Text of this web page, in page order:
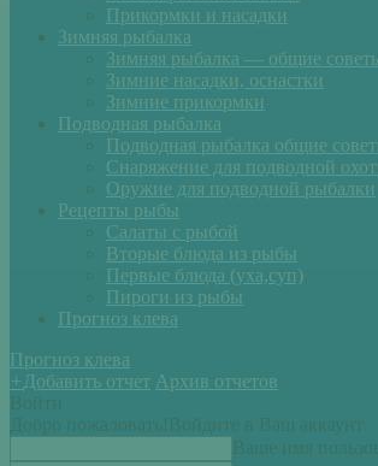
Прикормки и насадки
Зимняя рыбалка
Зимняя рыбалка — общие
Зимние насадки, оснастки
Зимние прикормки
Подводная рыбалка
Подводная рыбалка общие
Снаряжение для подводной
Оружие для подводной рыбалки
Рецепты рыбы
Салаты с рыбой
Вторые блюда из рыбы
Первые блюда (уха,суп)
Пироги из рыбы
Прогноз клева
Прогноз клева
+ Добавить отчет Архив отчетов
Войти
Добро пожаловать! Войдите в Ваш аккаунт
Ваше имя